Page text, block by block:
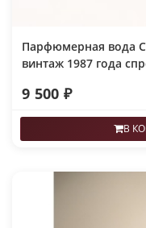
Парфюмерная вода
винтаж 1987 года
9 500 ₽
В